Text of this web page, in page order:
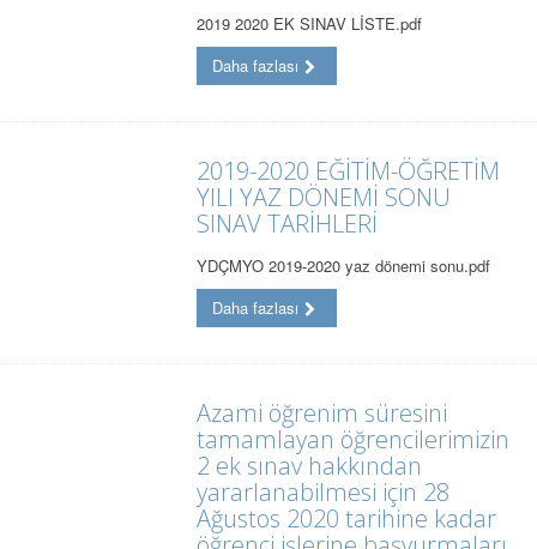
2019 2020 EK SINAV LİSTE.pdf
Daha fazlası
2019-2020 EĞİTİM-ÖĞRETİM
YILI YAZ DÖNEMİ SONU
SINAV TARİHLERİ
YDÇMYO 2019-2020 yaz dönemi sonu.pdf
Daha fazlası
Azami öğrenim süresini
tamamlayan öğrencilerimizin
2 ek sınav hakkından
yararlanabilmesi için 28
Ağustos 2020 tarihine kadar